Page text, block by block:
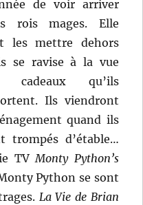
de voir arriver
rois mages. Elle
les mettre dehors
se ravise à la vue
cadeaux qu’ils
Ils viendront
quand ils
trompés d’étable…
TV Monty Python’s
Python se sont
La Vie de Brian